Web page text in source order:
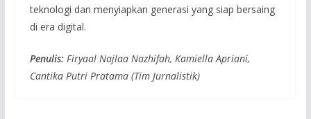
teknologi dan menyiapkan generasi yang siap bersaing
di era digital.
Penulis:Firyaal Najlaa Nazhifah, Kamiella Apriani,
Cantika Putri Pratama (Tim Jurnalistik)